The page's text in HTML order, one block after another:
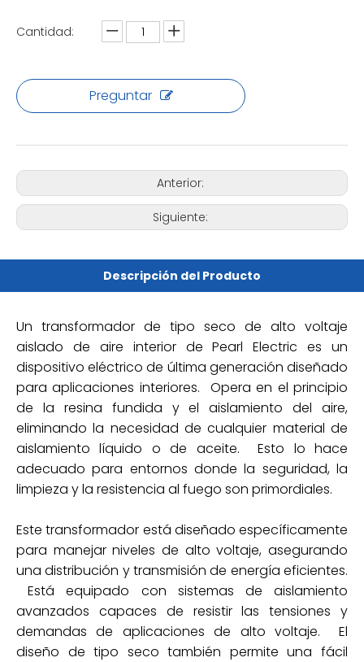
Cantidad:
Preguntar
Anterior:
Siguiente:
Descripción del Producto
Un transformador de tipo seco de alto voltaje
aislado de aire interior de Pearl Electric es un
dispositivo eléctrico de última generación diseñado
para aplicaciones interiores. Opera en el principio
de la resina fundida y el aislamiento del aire,
eliminando la necesidad de cualquier material de
aislamiento líquido o de aceite. Esto lo hace
adecuado para entornos donde la seguridad, la
limpieza y la resistencia al fuego son primordiales.
Este transformador está diseñado específicamente
para manejar niveles de alto voltaje, asegurando
una distribución y transmisión de energía eficientes.
Está equipado con sistemas de aislamiento
avanzados capaces de resistir las tensiones y
demandas de aplicaciones de alto voltaje. El
diseño de tipo seco también permite una fácil